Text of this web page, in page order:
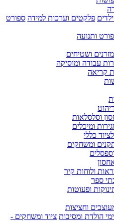
פלקטים וערכות למידה ספורט
ותנועה
ושטיחים
עבודה ומוסיקה
קריאה
ריהוט
וסלסלאות
ומיכלים
כללי
ומשחקים
ולוחות קיר
ספר
ופעוטות
וחציצות
ימי הולדת ומסיבות ציוד ומשחקים -